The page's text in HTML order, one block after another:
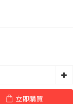
立即購買